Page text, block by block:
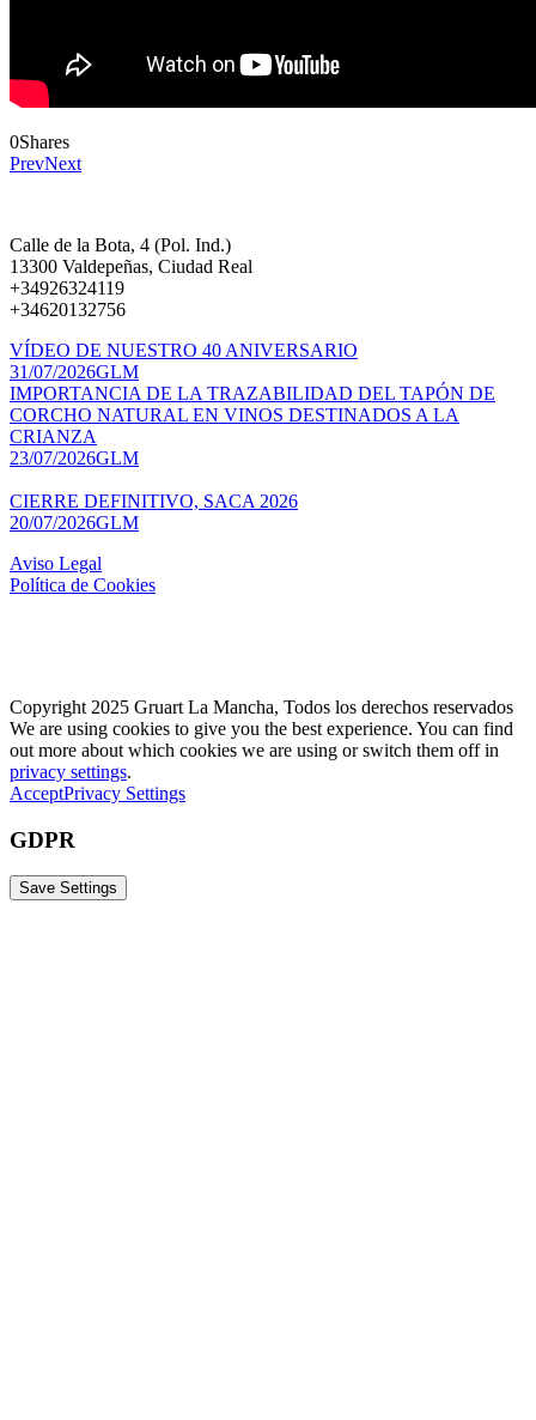
0Shares
PrevNext
Calle de la Bota, 4 (Pol. Ind.)
13300 Valdepeñas, Ciudad Real
+34926324119
+34620132756
VÍDEO DE NUESTRO 40 ANIVERSARIO
31/07/2026GLM
IMPORTANCIA DE LA TRAZABILIDAD DEL TAPÓN DE
CORCHO NATURAL EN VINOS DESTINADOS A LA
CRIANZA
23/07/2026GLM
CIERRE DEFINITIVO, SACA 2026
20/07/2026GLM
Aviso Legal
Política de Cookies
Copyright 2025 Gruart La Mancha, Todos los derechos reservados
We are using cookies to give you the best experience. You can find
out more about which cookies we are using or switch them off in
privacy settings.
AcceptPrivacy Settings
GDPR